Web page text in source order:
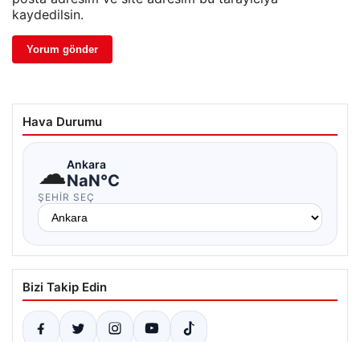
kaydedilsin.
Hava Durumu
☁Ankara
NaN°C
ŞEHIR SEÇ
Bizi Takip Edin